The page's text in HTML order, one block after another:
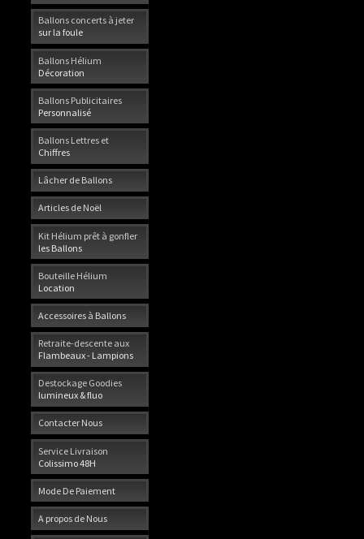
Ballons concerts à jeter
sur la foule
Ballons Hélium
Décoration
Ballons Publicitaires
Personnalisé
Ballons Lettres et
Chiffres
Lâcher de Ballons
Articles de Noël
Kit Hélium prêt à gonfler
les Ballons
Bouteille Hélium
Location
Accessoires à Ballons
Retraite-descente aux
Flambeaux - Lampions
Destockage Goodies
lumineux & fluo
Contacter Nous
Service Livraison
Colissimo 48H
Mode De Paiement
A propos de Nous